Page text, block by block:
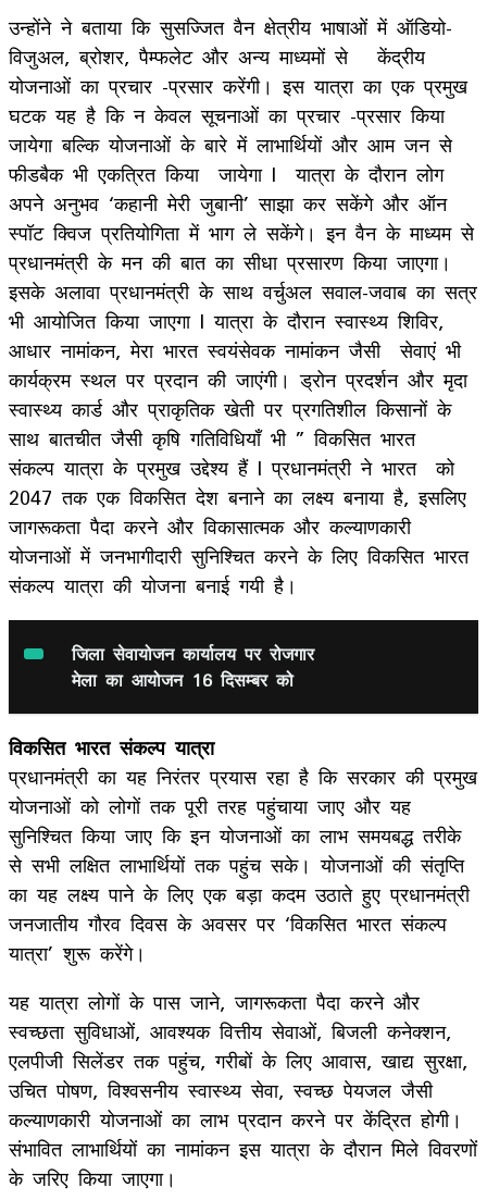
उन्होंने ने बताया कि सुसज्जित वैन क्षेत्रीय भाषाओं में ऑडियो-
विजुअल, ब्रोशर, पैम्फलेट और अन्य माध्यमों से केंद्रीय
योजनाओं का प्रचार -प्रसार करेंगी। इस यात्रा का एक प्रमुख
घटक यह है कि न केवल सूचनाओं का प्रचार -प्रसार किया
जायेगा बल्कि योजनाओं के बारे में लाभार्थियों और आम जन से
फीडबैक भी एकत्रित किया जायेगा l यात्रा के दौरान लोग
अपने अनुभव ‘कहानी मेरी जुबानी’ साझा कर सकेंगे और ऑन
स्पॉट क्विज प्रतियोगिता में भाग ले सकेंगे। इन वैन के माध्यम से
प्रधानमंत्री के मन की बात का सीधा प्रसारण किया जाएगा।
इसके अलावा प्रधानमंत्री के साथ वर्चुअल सवाल-जवाब का सत्र
भी आयोजित किया जाएगा l यात्रा के दौरान स्वास्थ्य शिविर,
आधार नामांकन, मेरा भारत स्वयंसेवक नामांकन जैसी सेवाएं भी
कार्यक्रम स्थल पर प्रदान की जाएंगी। ड्रोन प्रदर्शन और मृदा
स्वास्थ्य कार्ड और प्राकृतिक खेती पर प्रगतिशील किसानों के
साथ बातचीत जैसी कृषि गतिविधियाँ भी ” विकसित भारत
संकल्प यात्रा के प्रमुख उद्देश्य हैं l प्रधानमंत्री ने भारत को
2047 तक एक विकसित देश बनाने का लक्ष्य बनाया है, इसलिए
जागरूकता पैदा करने और विकासात्मक और कल्याणकारी
योजनाओं में जनभागीदारी सुनिश्चित करने के लिए विकसित भारत
संकल्प यात्रा की योजना बनाई गयी है।
जिला सेवायोजन कार्यालय पर रोजगार
मेला का आयोजन 16 दिसम्बर को
विकसित भारत संकल्प यात्रा
प्रधानमंत्री का यह निरंतर प्रयास रहा है कि सरकार की प्रमुख
योजनाओं को लोगों तक पूरी तरह पहुंचाया जाए और यह
सुनिश्चित किया जाए कि इन योजनाओं का लाभ समयबद्ध तरीके
से सभी लक्षित लाभार्थियों तक पहुंच सके। योजनाओं की संतृप्ति
का यह लक्ष्य पाने के लिए एक बड़ा कदम उठाते हुए प्रधानमंत्री
जनजातीय गौरव दिवस के अवसर पर ‘विकसित भारत संकल्प
यात्रा’ शुरू करेंगे।
यह यात्रा लोगों के पास जाने, जागरूकता पैदा करने और
स्वच्छता सुविधाओं, आवश्यक वित्तीय सेवाओं, बिजली कनेक्शन,
एलपीजी सिलेंडर तक पहुंच, गरीबों के लिए आवास, खाद्य सुरक्षा,
उचित पोषण, विश्वसनीय स्वास्थ्य सेवा, स्वच्छ पेयजल जैसी
कल्याणकारी योजनाओं का लाभ प्रदान करने पर केंद्रित होगी।
संभावित लाभार्थियों का नामांकन इस यात्रा के दौरान मिले विवरणों
के जरिए किया जाएगा।